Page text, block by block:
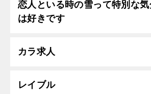
恋人といる時の雪って特別な
は好きです
カラ求人
レイブル